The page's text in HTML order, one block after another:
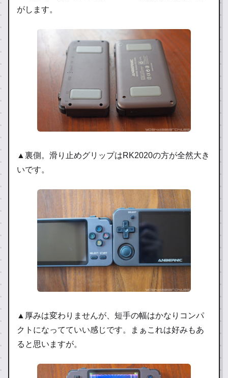
がします。
▲裏側。滑り止めグリップはRK2020の方が全然大き
いです。
▲厚みは変わりませんが、短手の幅はかなりコンパ
クトになってていい感じです。まぁこれは好みもあ
ると思いますが。